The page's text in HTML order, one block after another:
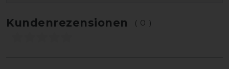
Kundenrezensionen (0)